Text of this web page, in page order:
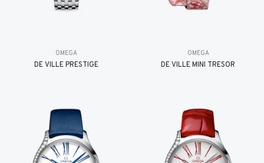
OMEGA
DE VILLE PRESTIGE
OMEGA
DE VILLE MINI TRÉSOR